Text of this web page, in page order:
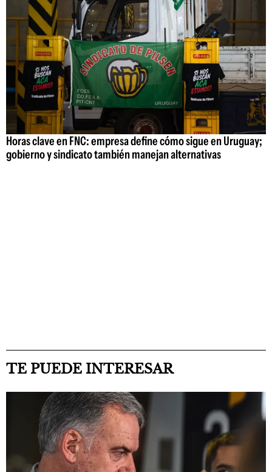
Horas clave en FNC: empresa define cómo sigue en Uruguay;
gobierno y sindicato también manejan alternativas
TE PUEDE INTERESAR